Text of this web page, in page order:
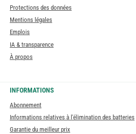
Protections des données
Mentions légales
Emplois
IA & transparence
À propos
INFORMATIONS
Abonnement
Informations relatives à l'élimination des batteries
Garantie du meilleur prix